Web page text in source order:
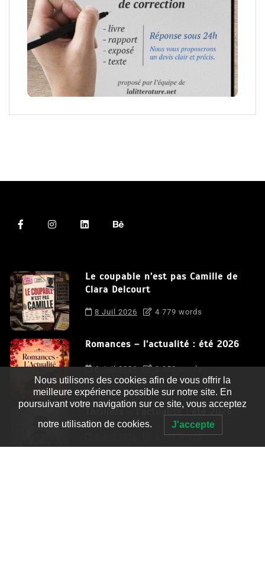
Le coupable n’est pas Camille de
Clara Delcourt
8 Juil 2026 4 779 words
Romances – l’actualité : été 2026
6 Juil 2026 3 052 words
Thrillers – l’actualité : été 2026
2 995 words
Nous utilisons des cookies afin de vous offrir la
meilleure expérience possible sur notre site. En
poursuivant votre navigation sur ce site, vous acceptez
notre utilisation de cookies. J'accepte